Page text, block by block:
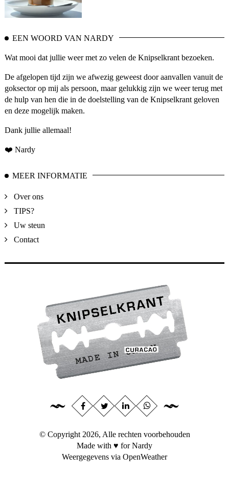
EEN WOORD VAN NARDY
Wat mooi dat jullie weer met zo velen de Knipselkrant bezoeken.
De afgelopen tijd zijn we afwezig geweest door aanvallen vanuit de
goksector op mij als persoon, maar gelukkig zijn we weer terug met
de hulp van hen die in de doelstelling van de Knipselkrant geloven
en deze mogelijk maken.
Dank jullie allemaal!
❤️ Nardy
MEER INFORMATIE
Over ons
TIPS?
Uw steun
Contact
© Copyright 2026, Alle rechten voorbehouden
Made with ♥ for Nardy
Weergegevens via OpenWeather